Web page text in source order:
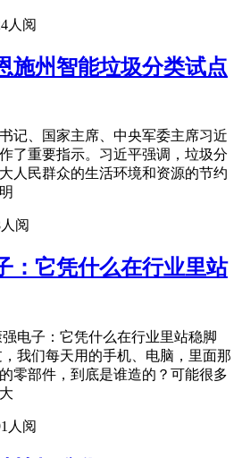
人阅
施州智能垃圾分类试点
记、国家主席、中央军委主席习近
了重要指示。习近平强调，垃圾分
人民群众的生活环境和资源的节约
阅
：它凭什么在行业里站
电子：它凭什么在行业里站稳脚
我们每天用的手机、电脑，里面那
零部件，到底是谁造的？可能很多
人阅